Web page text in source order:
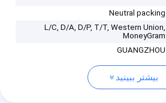
Neutral packing
L/C, D/A, D/P, T/T, Western Union,
MoneyGram
GUANGZHOU
بیشتر ببینید